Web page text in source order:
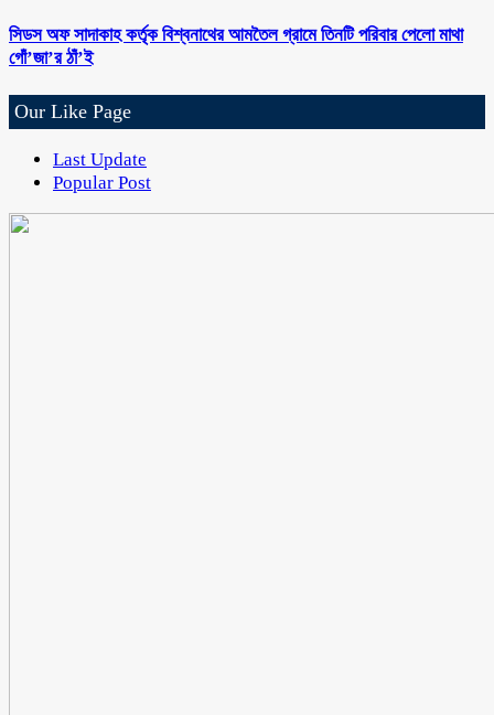
সিডস অফ সাদাকাহ কর্তৃক বিশ্বনাথের আমতৈল গ্রামে তিনটি পরিবার পেলো মাথা
গোঁ’জা’র ঠাঁ’ই
Our Like Page
Last Update
Popular Post